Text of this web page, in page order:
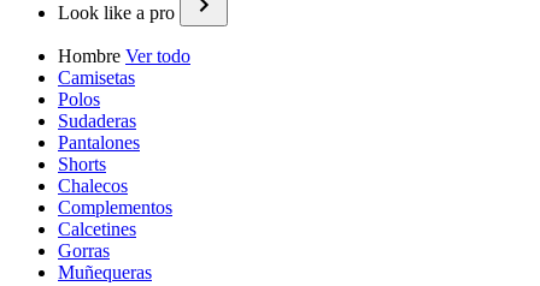
Look like a pro
Hombre Ver todo
Camisetas
Polos
Sudaderas
Pantalones
Shorts
Chalecos
Complementos
Calcetines
Gorras
Muñequeras